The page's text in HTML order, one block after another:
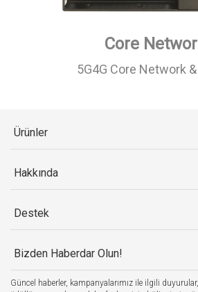
Core
5G4G Core Network
Ürünler
Hakkında
Destek
Bizden Haberdar Olun!
Güncel haberler, kampanyalarımız ile ilgili